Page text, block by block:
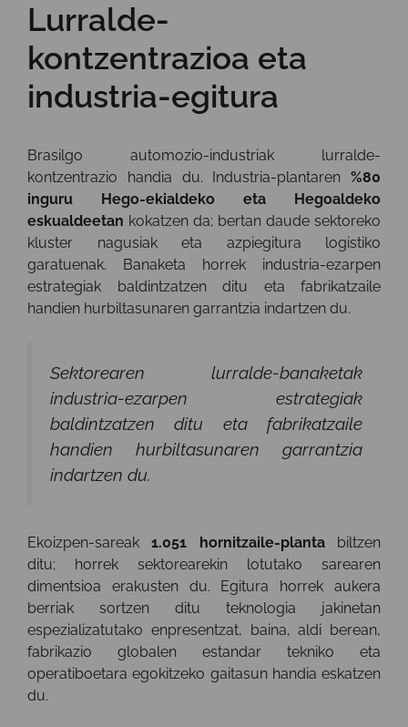
Lurralde-
kontzentrazioa eta
industria-egitura
Brasilgo automozio-industriak lurralde-
kontzentrazio handia du. Industria-plantaren %80
inguru Hego-ekialdeko eta Hegoaldeko
eskualdeetan kokatzen da; bertan daude sektoreko
kluster nagusiak eta azpiegitura logistiko
garatuenak. Banaketa horrek industria-ezarpen
estrategiak baldintzatzen ditu eta fabrikatzaile
handien hurbiltasunaren garrantzia indartzen du.
Sektorearen lurralde-banaketak
industria-ezarpen estrategiak
baldintzatzen ditu eta fabrikatzaile
handien hurbiltasunaren garrantzia
indartzen du.
Ekoizpen-sareak1.051 hornitzaile-plantabiltzen
ditu; horrek sektorearekin lotutako sarearen
dimentsioa erakusten du. Egitura horrek aukera
berriak sortzen ditu teknologia jakinetan
espezializatutako enpresentzat, baina, aldi berean,
fabrikazio globalen estandar tekniko eta
operatiboetara egokitzeko gaitasun handia eskatzen
du.